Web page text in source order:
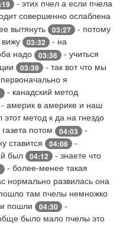
- этих пчел а если пчела
совершенно ослаблена
вытянуть 03:27
- потому
03:32
- на
надо
03:36
- учиться
03:39
- так вот что мы
я
- канадский метод
- америк в америке и наш
метод к да на гнездо
потом 04:03
-
ставится
04:06
-
был
04:12
- знаете что
- более-менее такая
нормально развилась она
там пчелы немножко
пошли 04:30
-
было мало пчелы это